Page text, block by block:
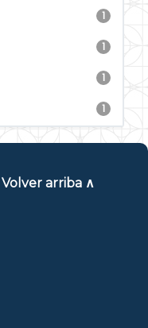
1
1
1
1
Volver arriba ∧